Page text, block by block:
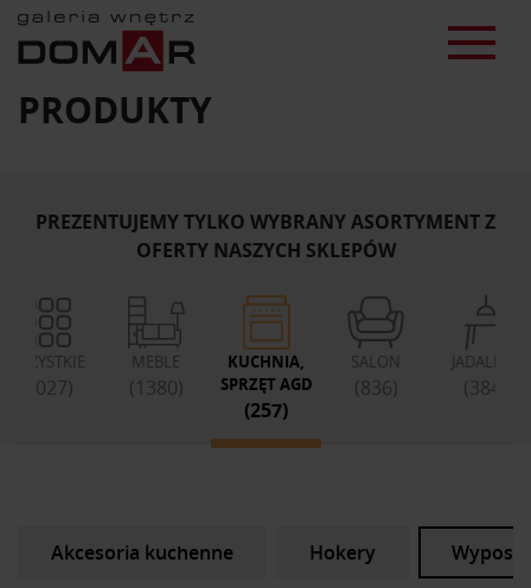
PRODUKTY
PREZENTUJEMY TYLKO WYBRANY ASORTYMENT Z
OFERTY NASZYCH SKLEPÓW
WSZYSTKIE
(3027)
MEBLE
(1380)
KUCHNIA,
SPRZĘT AGD
(257)
SALON
(836)
JADALNIA
(384)
Akcesoria kuchenne Hokery